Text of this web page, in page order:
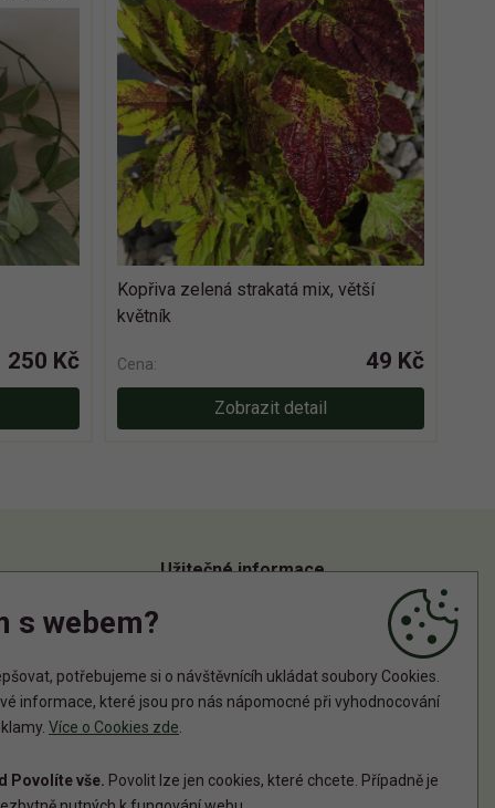
250 Kč
Kopřiva zelená strakatá mix, větší
květník
Cena: 49 Kč
Zobrazit detail
Užitečné informace
Informace o zpracování osobních údajů
s webem?
potřebujeme si o návštěvnícíh ukládat soubory Cookies.
informace, které jsou pro nás nápomocné při vyhodnocování
Více o Cookies zde
Povolíte vše. Povolit lze jen cookies, které chcete. Případně je